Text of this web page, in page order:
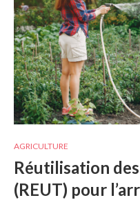
AGRICULTURE
Réutilisation
(REUT) pour